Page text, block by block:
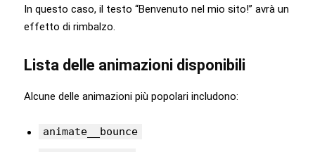
In questo caso, il testo “Benvenuto nel mio sito!” avrà un
effetto di rimbalzo.
Lista delle animazioni disponibili
Alcune delle animazioni più popolari includono:
animate__bounce